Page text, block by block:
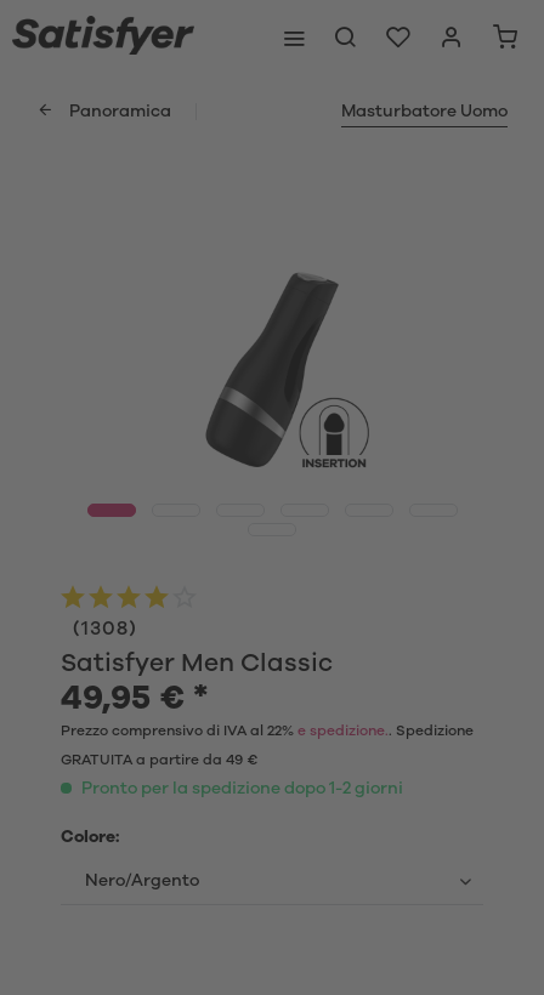
Panoramica Masturbatore Uomo
Satisfyer Men Classic
(1308)
49,95 € *
Prezzo comprensivo di IVA al 22% e spedizione.. Spedizione
GRATUITA a partire da 49 €
Pronto per la spedizione dopo 1-2 giorni
Colore: